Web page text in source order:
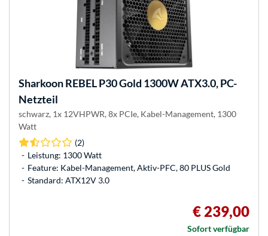
SharkoonREBEL P30 Gold 1300W ATX3.0, PC-
Netzteil
schwarz, 1x 12VHPWR, 8x PCIe, Kabel-Management, 1300
Watt
(2)
Leistung: 1300 Watt
Feature: Kabel-Management, Aktiv-PFC, 80 PLUS Gold
Standard: ATX12V 3.0
€ 239,00
Sofort verfügbar